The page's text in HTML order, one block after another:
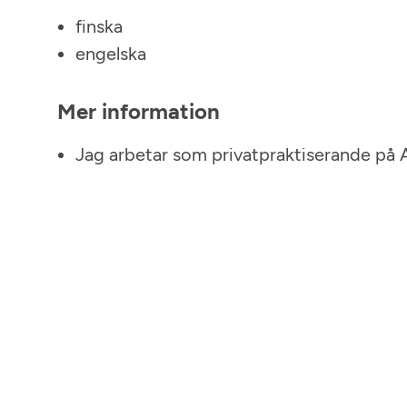
finska
engelska
Mer information
Jag arbetar som privatpraktiserande på